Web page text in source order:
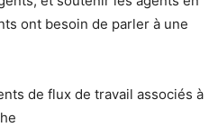
ont besoin de parler à une
de flux de travail associés à